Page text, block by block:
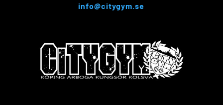
info@citygym.se